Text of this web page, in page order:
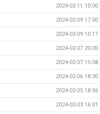
2024-02-11 10:00
2024-02-09 17:00
2024-02-09 10:17
2024-02-07 20:00
2024-02-07 15:08
2024-02-06 18:30
2024-02-05 18:56
2024-02-03 16:01